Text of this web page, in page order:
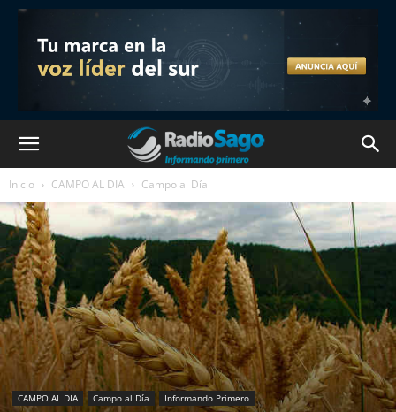
Inicio CAMPO AL DIA Campo al Día
CAMPO AL DIA Campo al Día Informando Primero